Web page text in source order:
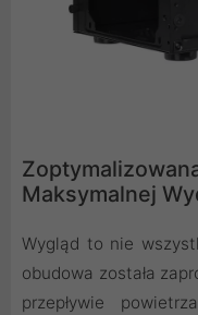
Maksymalnej
Wygląd to nie
obudowa została
przepływie